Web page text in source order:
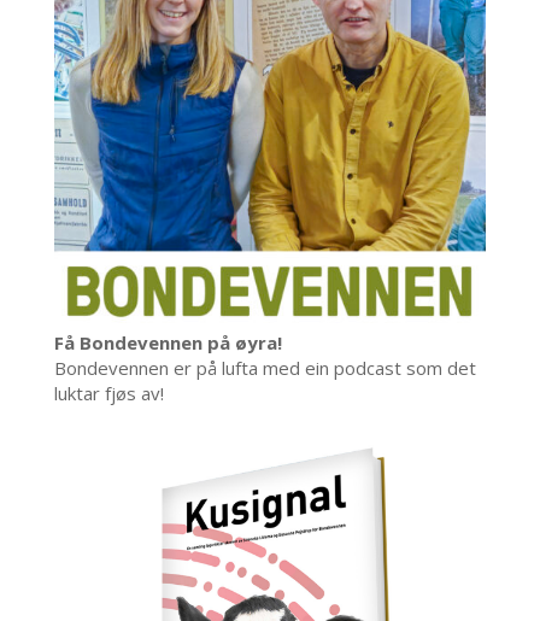
Få Bondevennen på øyra!
Bondevennen er på lufta med ein podcast som det
luktar fjøs av!